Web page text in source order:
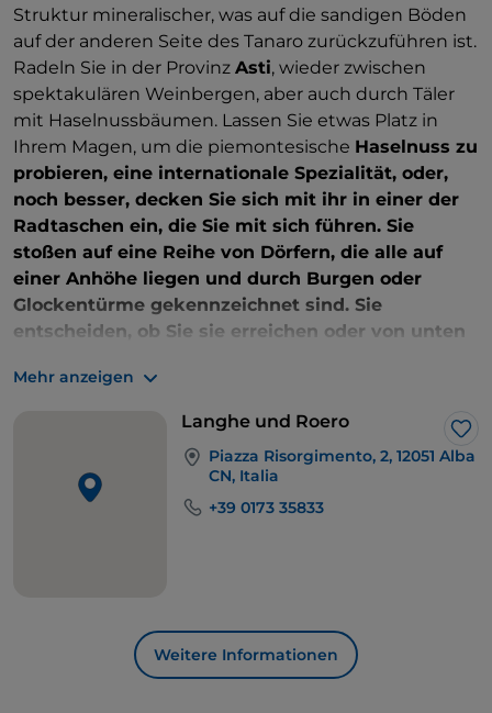
Struktur mineralischer, was auf die sandigen Böden
auf der anderen Seite des Tanaro zurückzuführen ist.
Radeln Sie in der Provinz Asti, wieder zwischen
spektakulären Weinbergen, aber auch durch Täler
mit Haselnussbäumen. Lassen Sie etwas Platz in
Ihrem Magen, um die piemontesische Haselnuss zu
probieren, eine internationale Spezialität, oder,
noch besser, decken Sie sich mit ihr in einer der
Radtaschen ein, die Sie mit sich führen. Sie
stoßen auf eine Reihe von Dörfern, die alle auf
einer Anhöhe liegen und durch Burgen oder
Glockentürme gekennzeichnet sind. Sie
entscheiden, ob Sie sie erreichen oder von unten
Mehr anzeigen
Langhe und Roero
Piazza Risorgimento, 2, 12051 Alba
CN, Italia
+39 0173 35833
Weitere Informationen